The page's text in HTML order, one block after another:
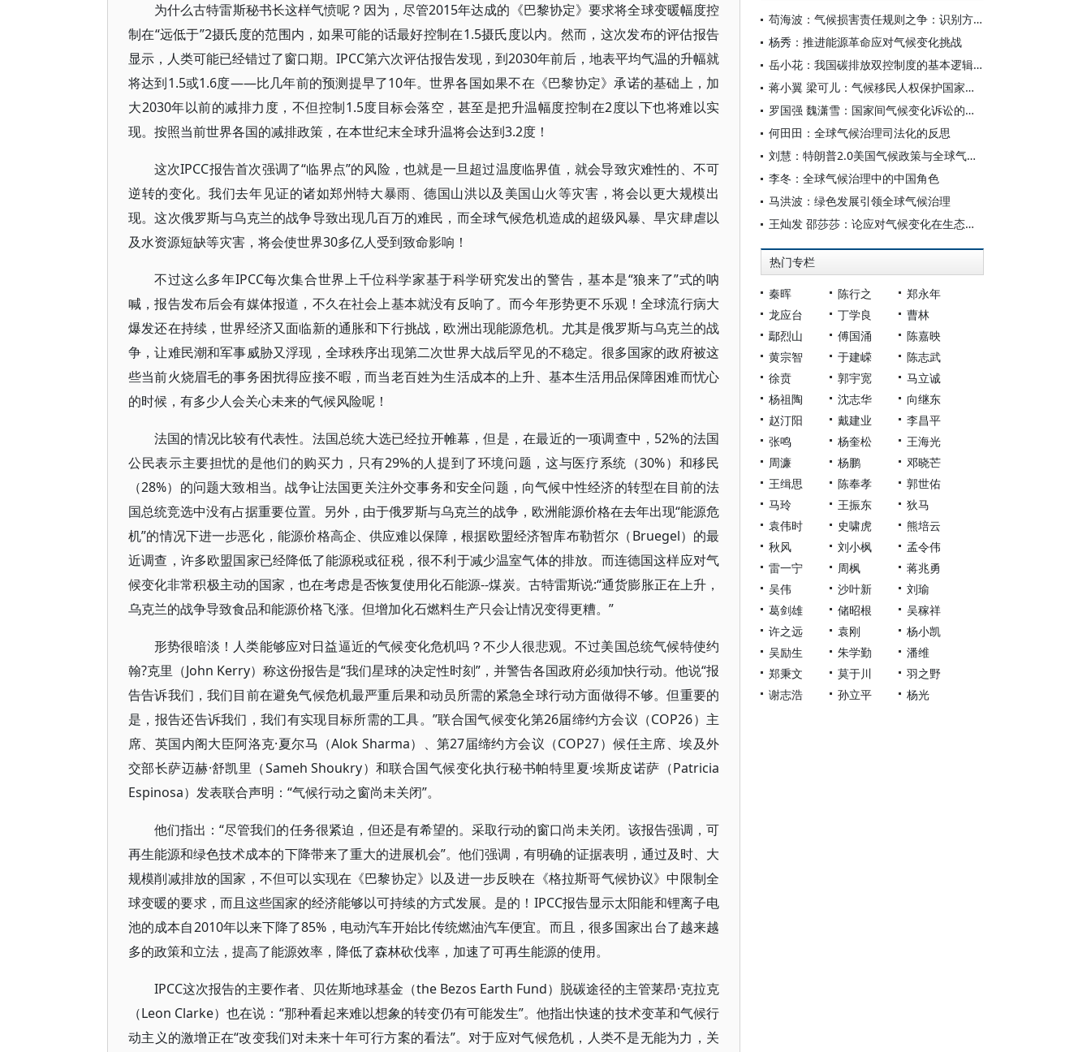
为什么古特雷斯秘书长这样气愤呢？因为，尽管2015年达成的《巴黎协定》要求将全球变暖幅度控
制在“远低于”2摄氏度的范围内，如果可能的话最好控制在1.5摄氏度以内。然而，这次发布的评估报告
显示，人类可能已经错过了窗口期。IPCC第六次评估报告发现，到2030年前后，地表平均气温的升幅就
将达到1.5或1.6度——比几年前的预测提早了10年。世界各国如果不在《巴黎协定》承诺的基础上，加
大2030年以前的减排力度，不但控制1.5度目标会落空，甚至是把升温幅度控制在2度以下也将难以实
现。按照当前世界各国的减排政策，在本世纪末全球升温将会达到3.2度！
这次IPCC报告首次强调了“临界点”的风险，也就是一旦超过温度临界值，就会导致灾难性的、不可
逆转的变化。我们去年见证的诸如郑州特大暴雨、德国山洪以及美国山火等灾害，将会以更大规模出
现。这次俄罗斯与乌克兰的战争导致出现几百万的难民，而全球气候危机造成的超级风暴、旱灾肆虐以
及水资源短缺等灾害，将会使世界30多亿人受到致命影响！
不过这么多年IPCC每次集合世界上千位科学家基于科学研究发出的警告，基本是“狼来了”式的呐
喊，报告发布后会有媒体报道，不久在社会上基本就没有反响了。而今年形势更不乐观！全球流行病大
爆发还在持续，世界经济又面临新的通胀和下行挑战，欧洲出现能源危机。尤其是俄罗斯与乌克兰的战
争，让难民潮和军事威胁又浮现，全球秩序出现第二次世界大战后罕见的不稳定。很多国家的政府被这
些当前火烧眉毛的事务困扰得应接不暇，而当老百姓为生活成本的上升、基本生活用品保障困难而忧心
的时候，有多少人会关心未来的气候风险呢！
法国的情况比较有代表性。法国总统大选已经拉开帷幕，但是，在最近的一项调查中，52%的法国
公民表示主要担忧的是他们的购买力，只有29%的人提到了环境问题，这与医疗系统（30%）和移民
（28%）的问题大致相当。战争让法国更关注外交事务和安全问题，向气候中性经济的转型在目前的法
国总统竞选中没有占据重要位置。另外，由于俄罗斯与乌克兰的战争，欧洲能源价格在去年出现“能源危
机”的情况下进一步恶化，能源价格高企、供应难以保障，根据欧盟经济智库布勒哲尔（Bruegel）的最
近调查，许多欧盟国家已经降低了能源税或征税，很不利于减少温室气体的排放。而连德国这样应对气
候变化非常积极主动的国家，也在考虑是否恢复使用化石能源--煤炭。古特雷斯说:“通货膨胀正在上升，
乌克兰的战争导致食品和能源价格飞涨。但增加化石燃料生产只会让情况变得更糟。”
形势很暗淡！人类能够应对日益逼近的气候变化危机吗？不少人很悲观。不过美国总统气候特使约
翰?克里（John Kerry）称这份报告是“我们星球的决定性时刻”，并警告各国政府必须加快行动。他说“报
告告诉我们，我们目前在避免气候危机最严重后果和动员所需的紧急全球行动方面做得不够。但重要的
是，报告还告诉我们，我们有实现目标所需的工具。”联合国气候变化第26届缔约方会议（COP26）主
席、英国内阁大臣阿洛克·夏尔马（Alok Sharma）、第27届缔约方会议（COP27）候任主席、埃及外
交部长萨迈赫·舒凯里（Sameh Shoukry）和联合国气候变化执行秘书帕特里夏·埃斯皮诺萨（Patricia
Espinosa）发表联合声明：“气候行动之窗尚未关闭”。
他们指出：“尽管我们的任务很紧迫，但还是有希望的。采取行动的窗口尚未关闭。该报告强调，可
再生能源和绿色技术成本的下降带来了重大的进展机会”。他们强调，有明确的证据表明，通过及时、大
规模削减排放的国家，不但可以实现在《巴黎协定》以及进一步反映在《格拉斯哥气候协议》中限制全
球变暖的要求，而且这些国家的经济能够以可持续的方式发展。是的！IPCC报告显示太阳能和锂离子电
池的成本自2010年以来下降了85%，电动汽车开始比传统燃油汽车便宜。而且，很多国家出台了越来越
多的政策和立法，提高了能源效率，降低了森林砍伐率，加速了可再生能源的使用。
IPCC这次报告的主要作者、贝佐斯地球基金（the Bezos Earth Fund）脱碳途径的主管莱昂·克拉克
（Leon Clarke）也在说：“那种看起来难以想象的转变仍有可能发生”。他指出快速的技术变革和气候行
动主义的激增正在“改变我们对未来十年可行方案的看法”。对于应对气候危机，人类不是无能为力，关
苟海波：气候损害责任规则之争：识别方法的选择及对治理路径的影响
杨秀：推进能源革命应对气候变化挑战
岳小花：我国碳排放双控制度的基本逻辑、规范现状与完善进路
蒋小翼 梁可儿：气候移民人权保护国家实践的新发展及其国际法分析
罗国强 魏潇雪：国家间气候变化诉讼的法理限制：突破与应对
何田田：全球气候治理司法化的反思
刘慧：特朗普2.0美国气候政策与全球气候治理
李冬：全球气候治理中的中国角色
马洪波：绿色发展引领全球气候治理
王灿发 邵莎莎：论应对气候变化在生态环境法典中的地位与规范表达
热门专栏
秦晖 陈行之
郑永年
龙应台
丁学良
曹林
鄢烈山
傅国涌
陈嘉映
黄宗智
于建嵘
陈志武
徐贲
郭宇宽
马立诚
杨祖陶
沈志华
向继东
赵汀阳
戴建业
李昌平
张鸣
杨奎松
王海光
周濂
杨鹏
邓晓芒
王缉思
陈奉孝
郭世佑
马玲
王振东
狄马
袁伟时
史啸虎
熊培云
秋风
刘小枫
孟令伟
雷一宁
周枫
蒋兆勇
吴伟
沙叶新
刘瑜
葛剑雄
储昭根
吴稼祥
许之远
袁刚
杨小凯
吴励生
朱学勤
潘维
郑秉文
莫于川
羽之野
谢志浩
孙立平 杨光